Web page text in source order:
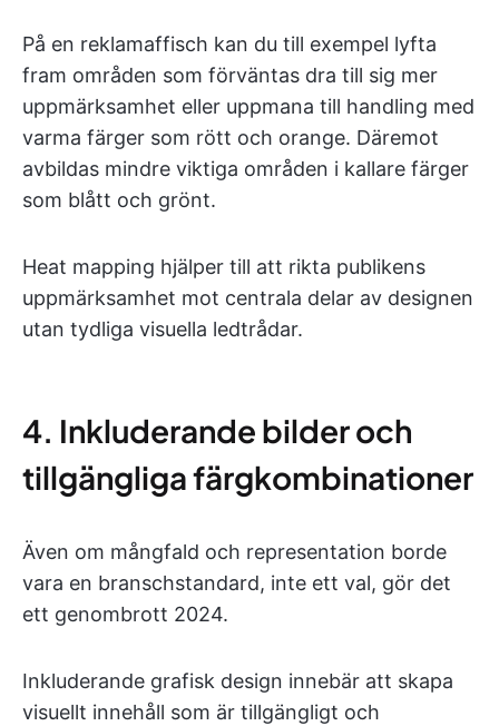
På en reklamaffisch kan du till exempel lyfta
fram områden som förväntas dra till sig mer
uppmärksamhet eller uppmana till handling med
varma färger som rött och orange. Däremot
avbildas mindre viktiga områden i kallare färger
som blått och grönt.
Heat mapping hjälper till att rikta publikens
uppmärksamhet mot centrala delar av designen
utan tydliga visuella ledtrådar.
4. Inkluderande bilder och
tillgängliga färgkombinationer
Även om mångfald och representation borde
vara en branschstandard, inte ett val, gör det
ett genombrott 2024.
Inkluderande grafisk design innebär att skapa
visuellt innehåll som är tillgängligt och